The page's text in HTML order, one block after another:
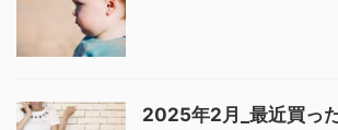
2025年2月_最近買っ